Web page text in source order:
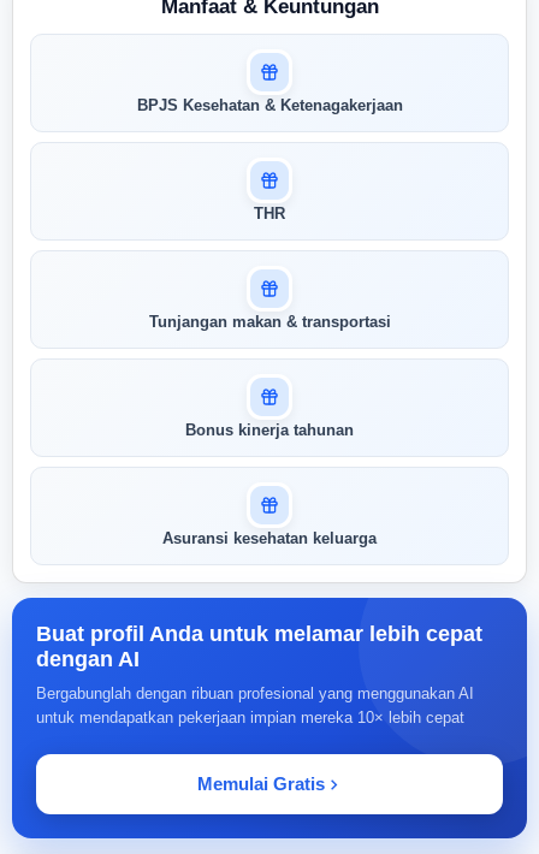
Masuk untuk melihat skor
pertandingan AI Anda
menunjukkan seberapa cocok keahlian
Anda dengan peran ini
Manfaat & Keuntungan
BPJS Kesehatan & Ketenagakerjaan
THR
Tunjangan makan & transportasi
Bonus kinerja tahunan
Asuransi kesehatan keluarga
Buat profil Anda untuk melamar lebih cepat
dengan AI
Bergabunglah dengan ribuan profesional yang menggunakan AI
untuk mendapatkan pekerjaan impian mereka 10× lebih cepat
Memulai Gratis